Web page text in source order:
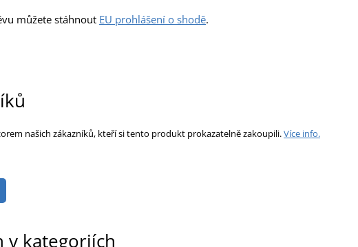
můžete stáhnout EU prohlášení o shodě.
našich zákazníků, kteří si tento produkt prokazatelně zakoupili.Více info.
v kategoriích